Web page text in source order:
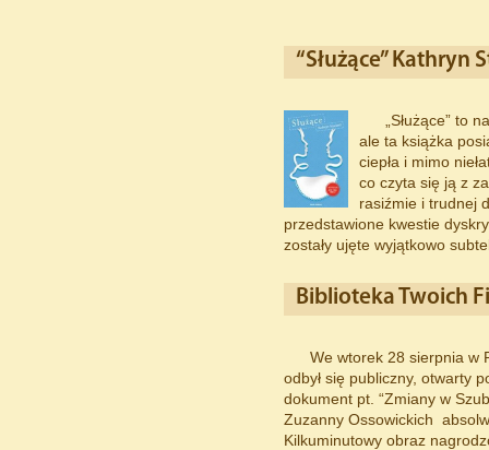
“Służące” Kathryn
„Służące” to
ale ta książka
ciepła i mimo
co czyta się ją z
rasiźmie i trudnej
przedstawione kwestie
zostały ujęte wyjątkowo
Biblioteka Twoich
We wtorek 28 sierpnia w
odbył się publiczny, otwarty
dokument pt. “Zmiany w
Zuzanny Ossowickich
Kilkuminutowy obraz